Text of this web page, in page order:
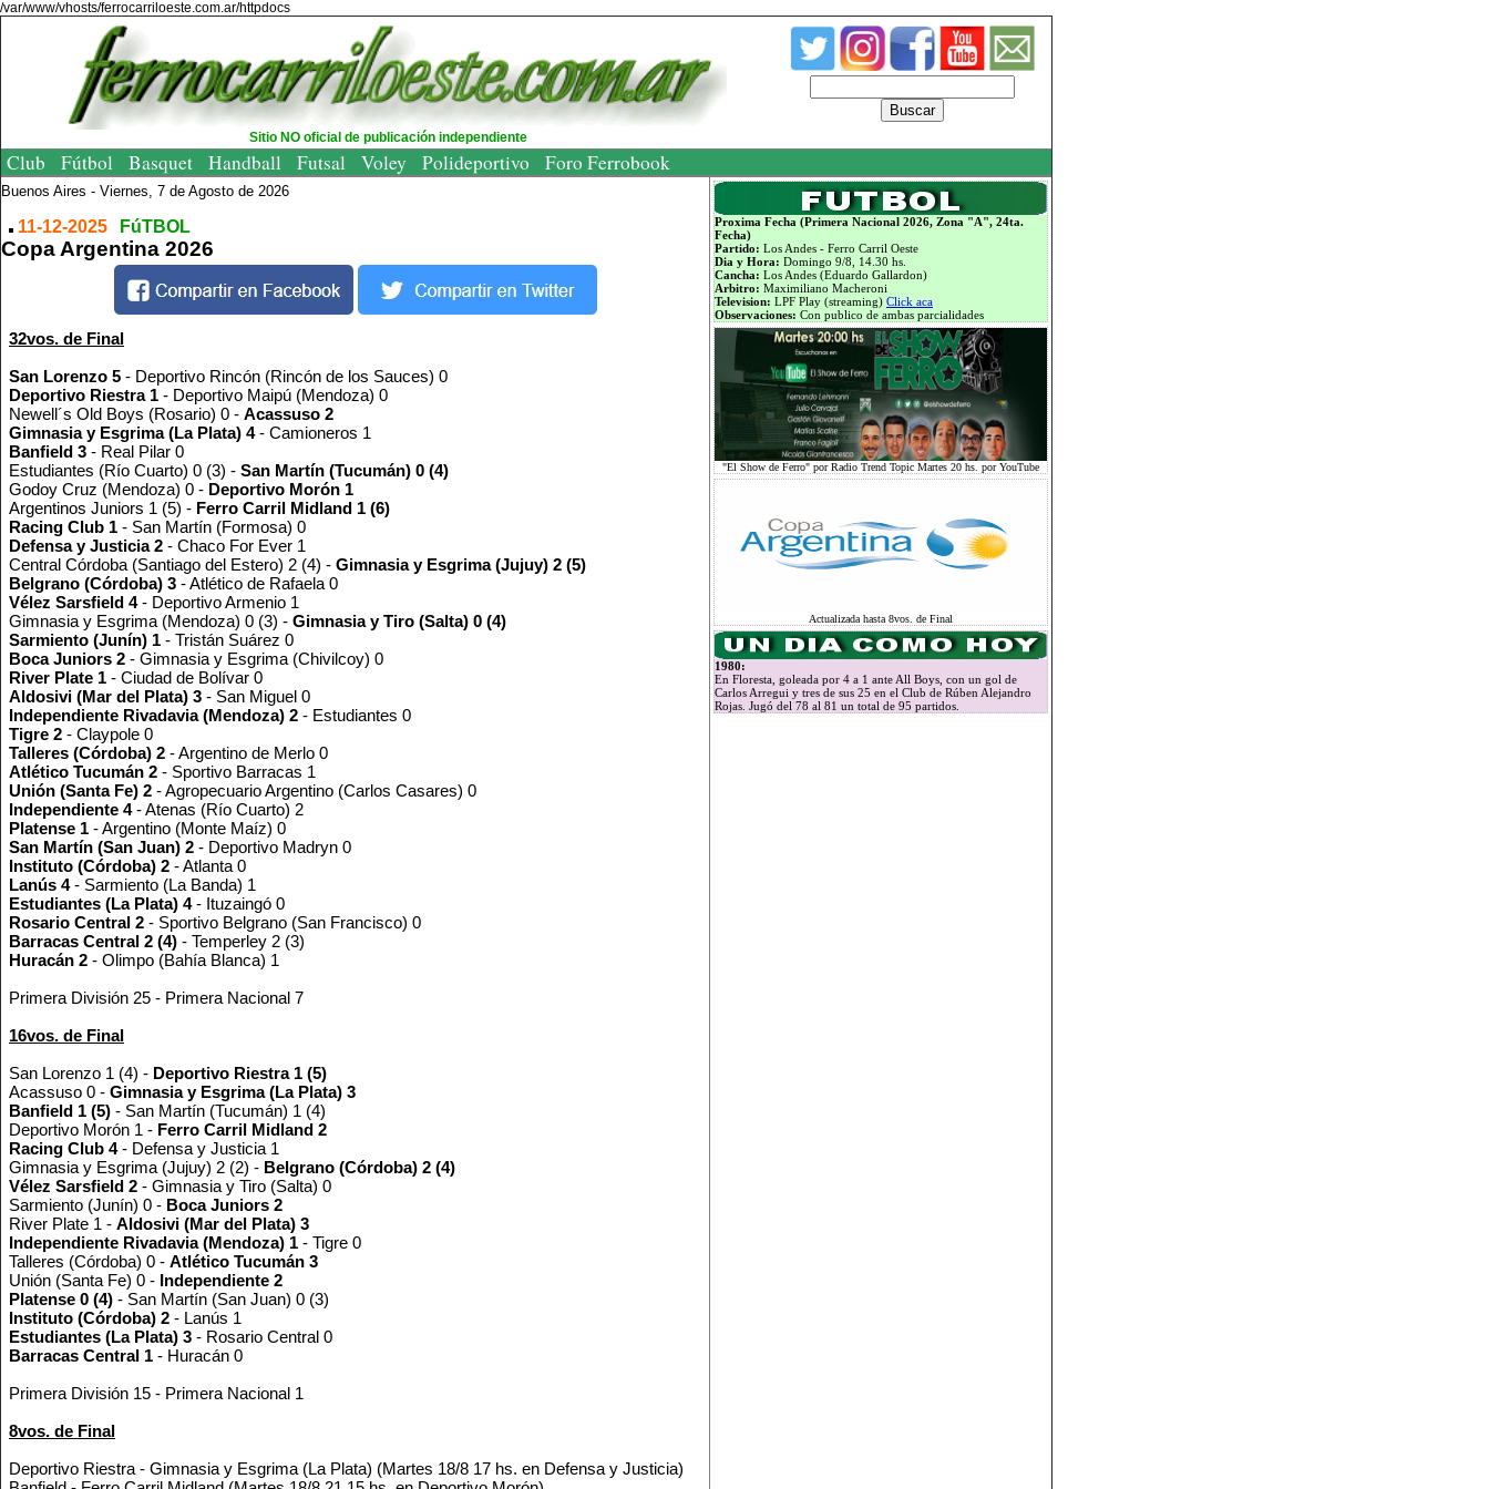
/var/www/vhosts/ferrocarriloeste.com.ar/httpdocs
Sitio NO oficial de publicación independiente
Buscar
Club Fútbol Basquet Handball Futsal Voley Polideportivo Foro Ferrobook
Buenos Aires - Viernes, 7 de Agosto de 2026
11-12-2025 FúTBOL
Copa Argentina 2026
32vos. de Final
San Lorenzo 5 - Deportivo Rincón (Rincón de los Sauces) 0
Deportivo Riestra 1 - Deportivo Maipú (Mendoza) 0
Newell´s Old Boys (Rosario) 0 - Acassuso 2
Gimnasia y Esgrima (La Plata) 4- Camioneros 1
Banfield 3 - Real Pilar 0
Estudiantes (Río Cuarto) 0 (3) - San Martín (Tucumán) 0 (4)
Godoy Cruz (Mendoza) 0 - Deportivo Morón 1
Argentinos Juniors 1 (5) - Ferro Carril Midland 1 (6)
Racing Club 1 - San Martín (Formosa) 0
Defensa y Justicia 2 - Chaco For Ever 1
Central Córdoba (Santiago del Estero) 2 (4) - Gimnasia y Esgrima (Jujuy) 2 (5)
Belgrano (Córdoba) 3 - Atlético de Rafaela 0
Vélez Sarsfield 4- Deportivo Armenio 1
Gimnasia y Esgrima (Mendoza) 0 (3) - Gimnasia y Tiro (Salta) 0 (4)
Sarmiento (Junín) 1 - Tristán Suárez 0
Boca Juniors 2 - Gimnasia y Esgrima (Chivilcoy) 0
River Plate 1 - Ciudad de Bolívar 0
Aldosivi (Mar del Plata) 3 - San Miguel 0
Independiente Rivadavia (Mendoza) 2 - Estudiantes 0
Tigre 2 - Claypole 0
Talleres (Córdoba) 2 - Argentino de Merlo 0
Atlético Tucumán 2 - Sportivo Barracas 1
Unión (Santa Fe) 2 - Agropecuario Argentino (Carlos Casares) 0
Independiente 4- Atenas (Río Cuarto) 2
Platense 1 - Argentino (Monte Maíz) 0
San Martín (San Juan) 2 - Deportivo Madryn 0
Instituto (Córdoba) 2 - Atlanta 0
Lanús 4- Sarmiento (La Banda) 1
Estudiantes (La Plata) 4- Ituzaingó 0
Rosario Central 2 - Sportivo Belgrano (San Francisco) 0
Barracas Central 2 (4) - Temperley 2 (3)
Huracán 2 - Olimpo (Bahía Blanca) 1
Primera División 25 - Primera Nacional 7
16vos. de Final
San Lorenzo 1 (4) - Deportivo Riestra 1 (5)
Acassuso 0 - Gimnasia y Esgrima (La Plata) 3
Banfield 1 (5) - San Martín (Tucumán) 1 (4)
Deportivo Morón 1 - Ferro Carril Midland 2
Racing Club 4- Defensa y Justicia 1
Gimnasia y Esgrima (Jujuy) 2 (2) - Belgrano (Córdoba) 2 (4)
Vélez Sarsfield 2 - Gimnasia y Tiro (Salta) 0
Sarmiento (Junín) 0 - Boca Juniors 2
River Plate 1 - Aldosivi (Mar del Plata) 3
Independiente Rivadavia (Mendoza) 1 - Tigre 0
Talleres (Córdoba) 0 - Atlético Tucumán 3
Unión (Santa Fe) 0 - Independiente 2
Platense 0 (4) - San Martín (San Juan) 0 (3)
Instituto (Córdoba) 2 - Lanús 1
Estudiantes (La Plata) 3 - Rosario Central 0
Barracas Central 1 - Huracán 0
Primera División 15 - Primera Nacional 1
8vos. de Final
Deportivo Riestra - Gimnasia y Esgrima (La Plata) (Martes 18/8 17 hs. en Defensa y Justicia)
Proxima Fecha (Primera Nacional 2026, Zona "A", 24ta.
Fecha)
Partido: Los Andes - Ferro Carril Oeste
Dia y Hora: Domingo 9/8, 14.30 hs.
Cancha: Los Andes (Eduardo Gallardon)
Arbitro: Maximiliano Macheroni
Television: LPF Play (streaming) Click aca
Observaciones: Con publico de ambas parcialidades
"El Show de Ferro" por Radio Trend Topic Martes 20 hs. por YouTube
Actualizada hasta 8vos. de Final
1980:
En Floresta, goleada por 4 a 1 ante All Boys, con un gol de
Carlos Arregui y tres de sus 25 en el Club de Rúben Alejandro
Rojas. Jugó del 78 al 81 un total de 95 partidos.